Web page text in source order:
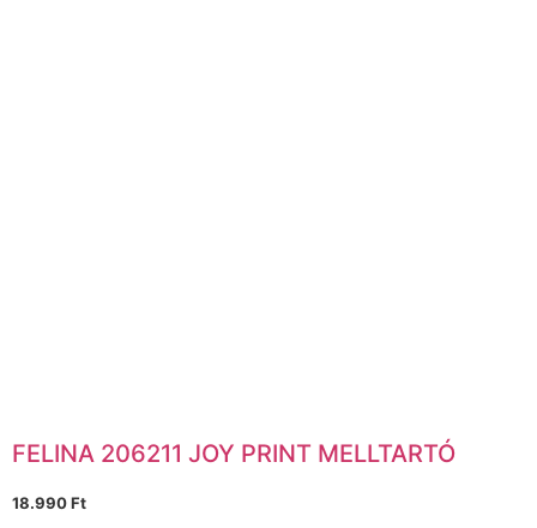
FELINA 206211 JOY PRINT MELLTARTÓ
18.990Ft